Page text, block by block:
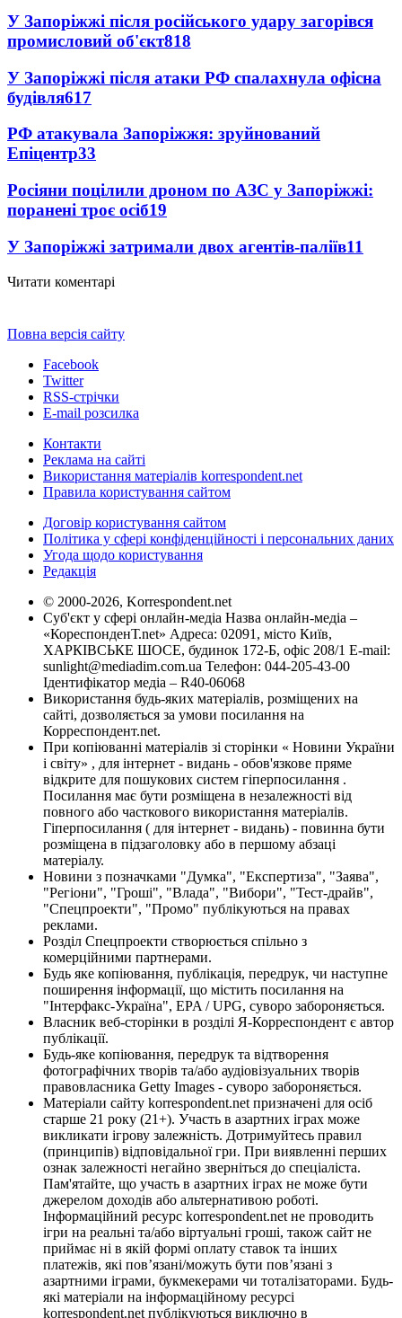
У Запоріжжі після російського удару загорівся
промисловий об'єкт818
У Запоріжжі після атаки РФ спалахнула офісна
будівля617
РФ атакувала Запоріжжя: зруйнований
Епіцентр33
Росіяни поцілили дроном по АЗС у Запоріжжі:
поранені троє осіб19
У Запоріжжі затримали двох агентів-паліїв11
Читати коментарі
Повна версія сайту
Facebook
Twitter
RSS-стрічки
E-mail розсилка
Контакти
Реклама на сайті
Використання матеріалів korrespondent.net
Правила користування сайтом
Договір користування сайтом
Політика у сфері конфіденційності і персональних даних
Угода щодо користування
Редакція
© 2000-2026, Korrespondent.net
Суб'єкт у сфері онлайн-медіа Назва онлайн-медіа –
«КореспонденТ.net» Адреса: 02091, місто Київ,
ХАРКІВСЬКЕ ШОСЕ, будинок 172-Б, офіс 208/1 E-mail:
sunlight@mediadim.com.ua Телефон: 044-205-43-00
Ідентифікатор медіа – R40-06068
Використання будь-яких матеріалів, розміщених на
сайті, дозволяється за умови посилання на
Корреспондент.net.
При копіюванні матеріалів зі сторінки « Новини України
і світу» , для інтернет - видань - обов'язкове пряме
відкрите для пошукових систем гіперпосилання .
Посилання має бути розміщена в незалежності від
повного або часткового використання матеріалів.
Гіперпосилання ( для інтернет - видань) - повинна бути
розміщена в підзаголовку або в першому абзаці
матеріалу.
Новини з позначками "Думка", "Експертиза", "Заява",
"Регіони", "Гроші", "Влада", "Вибори", "Тест-драйв",
"Спецпроекти", "Промо" публікуються на правах
реклами.
Розділ Спецпроекти створюється спільно з
комерційними партнерами.
Будь яке копіювання, публікація, передрук, чи наступне
поширення інформації, що містить посилання на
"Інтерфакс-Україна", EPA / UPG, суворо забороняється.
Власник веб-сторінки в розділі Я-Корреспондент є автор
публікації.
Будь-яке копіювання, передрук та відтворення
фотографічних творів та/або аудіовізуальних творів
правовласника Getty Images - суворо забороняється.
Матеріали сайту korrespondent.net призначені для осіб
старше 21 року (21+). Участь в азартних іграх може
викликати ігрову залежність. Дотримуйтесь правил
(принципів) відповідальної гри. При виявленні перших
ознак залежності негайно зверніться до спеціаліста.
Пам'ятайте, що участь в азартних іграх не може бути
джерелом доходів або альтернативою роботі.
Інформаційний ресурс korrespondent.net не проводить
ігри на реальні та/або віртуальні гроші, також сайт не
приймає ні в якій формі оплату ставок та інших
платежів, які пов’язані/можуть бути пов’язані з
азартними іграми, букмекерами чи тоталізаторами. Будь-
які матеріали на інформаційному ресурсі
korrespondent.net публікуються виключно в